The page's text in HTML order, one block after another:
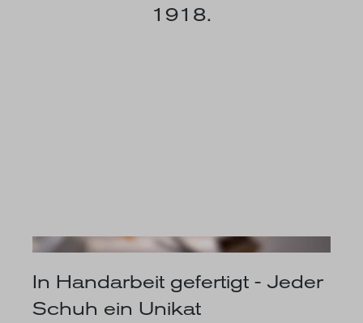
1918.
In Handarbeit gefertigt - Jeder
Schuh ein Unikat